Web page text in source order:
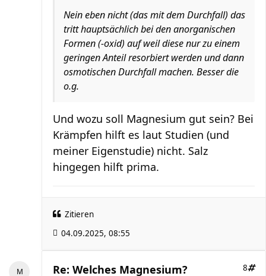
Nein eben nicht (das mit dem Durchfall) das
tritt hauptsächlich bei den anorganischen
Formen (-oxid) auf weil diese nur zu einem
geringen Anteil resorbiert werden und dann
osmotischen Durchfall machen. Besser die
o.g.
Und wozu soll Magnesium gut sein? Bei
Krämpfen hilft es laut Studien (und
meiner Eigenstudie) nicht. Salz
hingegen hilft prima.
Zitieren
04.09.2025, 08:55
Re: Welches Magnesium? 8